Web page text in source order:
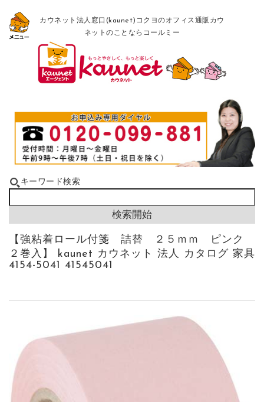
カウネット法人窓口(kaunet)コクヨのオフィス通販カウ
ネットのことならコールミー
キーワード検索
【強粘着ロール付箋 詰替 ２５ｍｍ ピンク
２巻入】 kaunet カウネット 法人 カタログ 家具
4154-5041 41545041